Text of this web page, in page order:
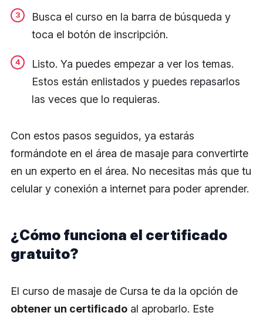
Busca el curso en la barra de búsqueda y
toca el botón de inscripción.
Listo. Ya puedes empezar a ver los temas.
Estos están enlistados y puedes repasarlos
las veces que lo requieras.
Con estos pasos seguidos, ya estarás
formándote en el área de masaje para convertirte
en un experto en el área. No necesitas más que tu
celular y conexión a internet para poder aprender.
¿Cómo funciona el certificado
gratuito?
El curso de masaje de Cursa te da la opción de
obtener un certificado al aprobarlo. Este